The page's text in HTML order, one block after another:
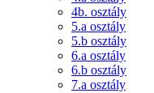
4b. osztály
5.a osztály
5.b osztály
6.a osztály
6.b osztály
7.a osztály